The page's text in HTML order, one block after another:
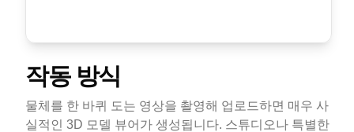
작동 방식
물체를 한 바퀴 도는 영상을 촬영해 업로드하면 매우 사
실적인 3D 모델 뷰어가 생성됩니다. 스튜디오나 특별한